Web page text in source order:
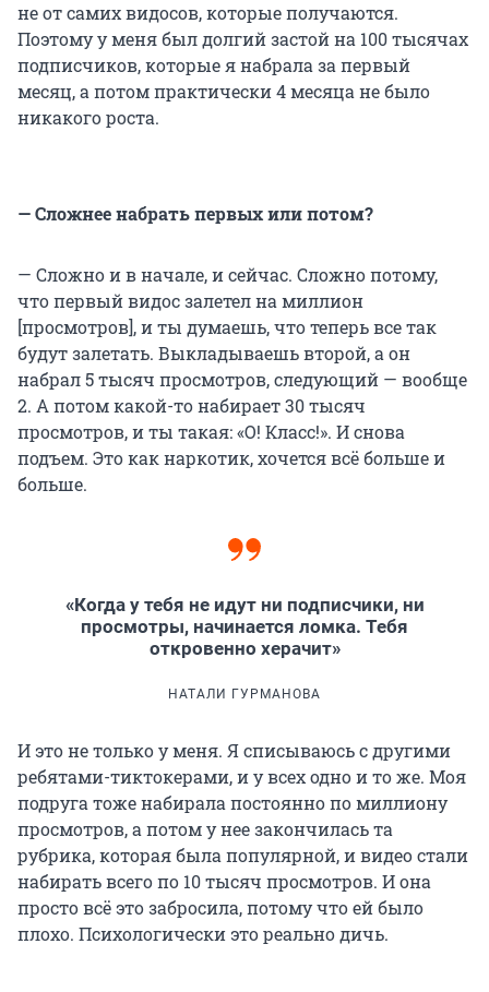
не от самих видосов, которые получаются.
Поэтому у меня был долгий застой на 100 тысячах
подписчиков, которые я набрала за первый
месяц, а потом практически 4 месяца не было
никакого роста.
— Сложнее набрать первых или потом?
— Сложно и в начале, и сейчас. Сложно потому,
что первый видос залетел на миллион
[просмотров], и ты думаешь, что теперь все так
будут залетать. Выкладываешь второй, а он
набрал 5 тысяч просмотров, следующий — вообще
2. А потом какой-то набирает 30 тысяч
просмотров, и ты такая: «О! Класс!». И снова
подъем. Это как наркотик, хочется всё больше и
больше.
«Когда у тебя не идут ни подписчики, ни
просмотры, начинается ломка. Тебя
откровенно херачит»
НАТАЛИ ГУРМАНОВА
И это не только у меня. Я списываюсь с другими
ребятами-тиктокерами, и у всех одно и то же. Моя
подруга тоже набирала постоянно по миллиону
просмотров, а потом у нее закончилась та
рубрика, которая была популярной, и видео стали
набирать всего по 10 тысяч просмотров. И она
просто всё это забросила, потому что ей было
плохо. Психологически это реально дичь.